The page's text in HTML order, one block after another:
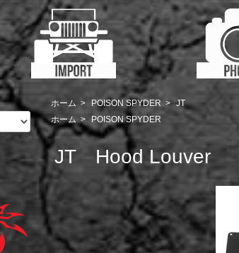
ホーム > POISON SPYDER > JT
ホーム > POISON SPYDER
JT Hood Louver